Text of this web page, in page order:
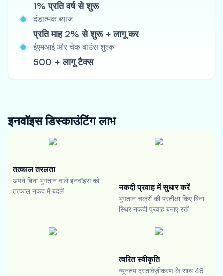
1% प्रति वर्ष से शुरू
दंडात्मक ब्याज
प्रति माह 2% से शुरू + लागू कर
ईएमआई और चेक बाउंस शुल्क
500 + लागू टैक्स
इनवॉइस डिस्काउंटिंगलाभ
तत्काल तरलता
अपने बिना भुगतान वाले इनवॉइस को
तत्काल नकद में बदलें
नकदी प्रवाह में सुधार करें
भुगतान चक्रों की प्रतीक्षा किए बिना
स्थिर नकदी प्रवाह बनाए रखें
त्वरित स्वीकृति
न्यूनतम दस्तावेज़ीकरण के साथ 48